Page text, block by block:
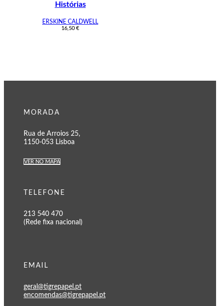
Histórias
ERSKINE CALDWELL
16,50 €
MORADA
Rua de Arroios 25,
1150-053 Lisboa
VER NO MAPA
TELEFONE
213 540 470
(Rede fixa nacional)
EMAIL
geral@tigrepapel.pt
encomendas@tigrepapel.pt